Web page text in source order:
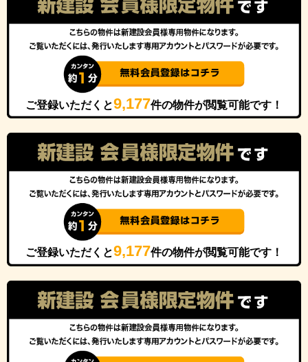
ご登録いただくと9,177件の物件が閲覧可能です！
ご登録いただくと9,177件の物件が閲覧可能です！